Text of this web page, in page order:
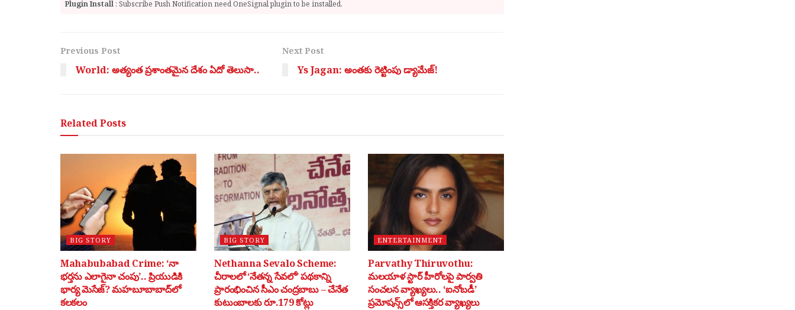
Plugin Install : Subscribe Push Notification need OneSignal plugin to be installed.
Previous Post
World: అత్యంత ప్రశాంతమైన దేశం ఏదో తెలుసా..
Next Post
Ys Jagan: అంతకు రెట్టింపు డ్యామేజ్!
RelatedPosts
BIG STORY
Mahabubabad Crime: ‘నా
భర్తను ఎలాగైనా చంపు’.. ప్రియుడికి
భార్య మెసేజ్? మహబూబాబాద్‌లో
కలకలం
BIG STORY
Nethanna Sevalo Scheme:
చీరాలలో ‘నేతన్న సేవలో’ పథకాన్ని
ప్రారంభించిన సీఎం చంద్రబాబు – చేనేత
కుటుంబాలకు రూ.179 కోట్లు
ENTERTAINMENT
Parvathy Thiruvothu:
మలయాళ స్టార్ హీరోలపై పార్వతి
సంచలన వ్యాఖ్యలు.. ‘ఐనోబడీ’
ప్రమోషన్స్‌లో ఆసక్తికర వ్యాఖ్యలు